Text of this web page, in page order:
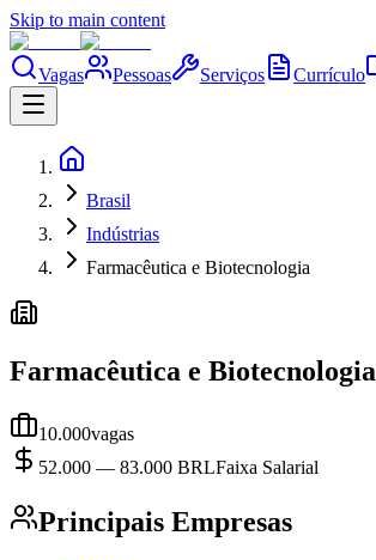
Skip to main content
Vagas Pessoas Serviços Currículo
Brasil
Indústrias
Farmacêutica e Biotecnologia
Farmacêutica e Biotecnologia
10.000vagas
52.000 — 83.000 BRLFaixa Salarial
Principais Empresas